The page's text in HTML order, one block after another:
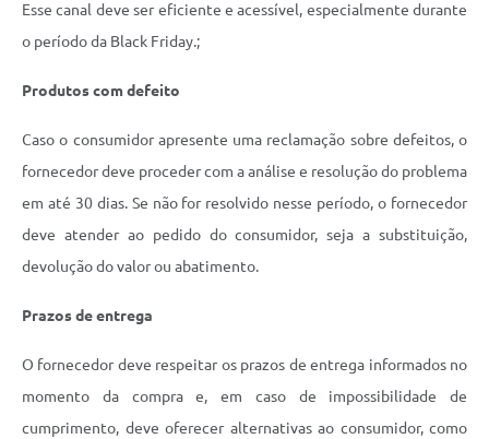
Esse canal deve ser eficiente e acessível, especialmente durante
o período da Black Friday.;
Produtos com defeito
Caso o consumidor apresente uma reclamação sobre defeitos, o
fornecedor deve proceder com a análise e resolução do problema
em até 30 dias. Se não for resolvido nesse período, o fornecedor
deve atender ao pedido do consumidor, seja a substituição,
devolução do valor ou abatimento.
Prazos de entrega
O fornecedor deve respeitar os prazos de entrega informados no
momento da compra e, em caso de impossibilidade de
cumprimento, deve oferecer alternativas ao consumidor, como